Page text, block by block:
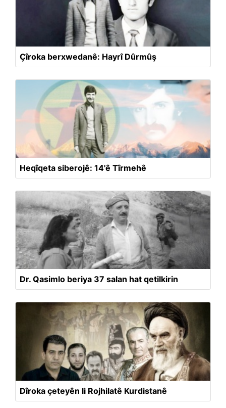
Çîroka berxwedanê: Hayrî Dûrmûş
Heqîqeta siberojê: 14'ê Tîrmehê
Dr. Qasimlo beriya 37 salan hat qetilkirin
Dîroka çeteyên li Rojhilatê Kurdistanê